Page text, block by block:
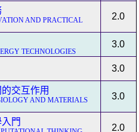
AND PRACTICAL
2.0
TECHNOLOGIES
3.0
3.0
交互作用
AND MATERIALS
3.0
門
2.0